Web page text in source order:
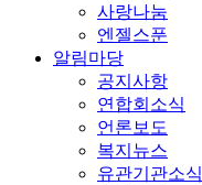
사랑나눔
엔젤스푼
알림마당
공지사항
연합회소식
언론보도
복지뉴스
유관기관소식